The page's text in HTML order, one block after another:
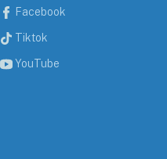
Facebook
Tiktok
YouTube